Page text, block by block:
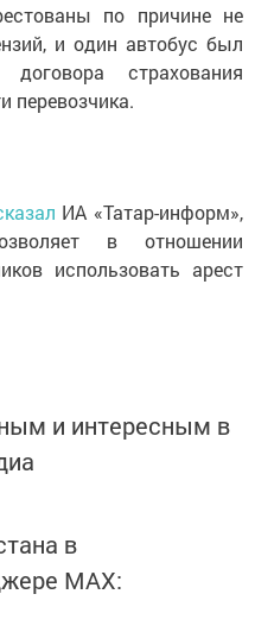
по причине не
и один автобус был
страхования
перевозчика.
ИА «Татар-информ»,
в отношении
использовать арест
и интересным в
в
MАХ: